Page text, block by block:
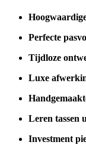
Perfecte
Tijdloze
Luxe
Leren tassen
Investment